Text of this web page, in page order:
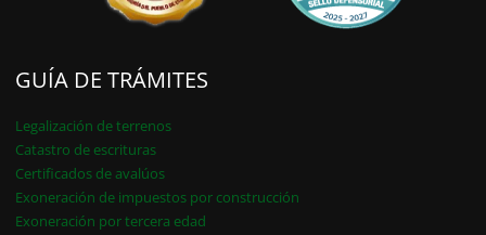
GUÍA DE TRÁMITES
Legalización de terrenos
Catastro de escrituras
Certificados de avalúos
Exoneración de impuestos por construcción
Exoneración por tercera edad